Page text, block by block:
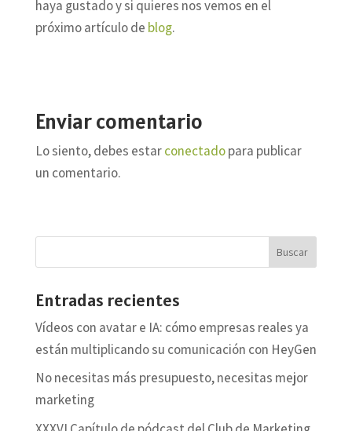
haya gustado y si quieres nos vemos en el
próximo artículo de blog.
Enviar comentario
Lo siento, debes estarconectadopara publicar
un comentario.
Entradas recientes
Vídeos con avatar e IA: cómo empresas reales ya
están multiplicando su comunicación con HeyGen
No necesitas más presupuesto, necesitas mejor
marketing